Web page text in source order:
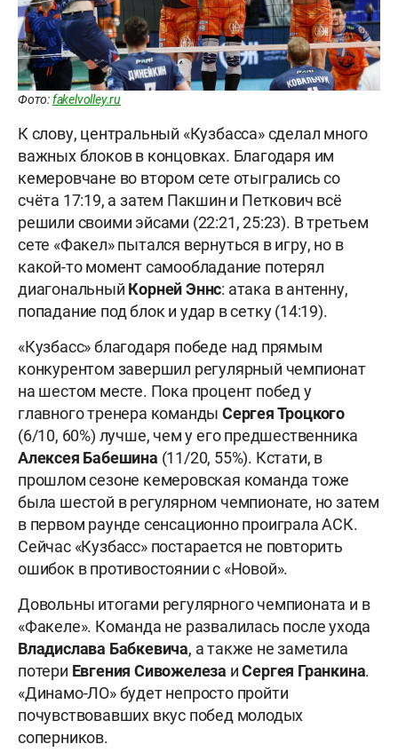
Фото:fakelvolley.ru
К слову, центральный «Кузбасса» сделал много
важных блоков в концовках. Благодаря им
кемеровчане во втором сете отыгрались со
счёта 17:19, а затем Пакшин и Петкович всё
решили своими эйсами (22:21, 25:23). В третьем
сете «Факел» пытался вернуться в игру, но в
какой-то момент самообладание потерял
диагональный Корней Эннс: атака в антенну,
попадание под блок и удар в сетку (14:19).
«Кузбасс» благодаря победе над прямым
конкурентом завершил регулярный чемпионат
на шестом месте. Пока процент побед у
главного тренера командыСергея Троцкого
(6/10, 60%) лучше, чем у его предшественника
Алексея Бабешина (11/20, 55%). Кстати, в
прошлом сезоне кемеровская команда тоже
была шестой в регулярном чемпионате, но затем
в первом раунде сенсационно проиграла АСК.
Сейчас «Кузбасс» постарается не повторить
ошибок в противостоянии с «Новой».
Довольны итогами регулярного чемпионата и в
«Факеле». Команда не развалилась после ухода
Владислава Бабкевича, а также не заметила
потери Евгения Сивожелеза иСергея Гранкина.
«Динамо-ЛО» будет непросто пройти
почувствовавших вкус побед молодых
соперников.